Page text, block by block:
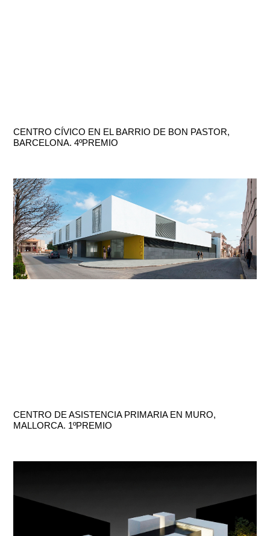
CENTRO CÍVICO EN EL BARRIO DE BON PASTOR,
BARCELONA. 4ºPREMIO
CENTRO DE ASISTENCIA PRIMARIA EN MURO,
MALLORCA. 1ºPREMIO